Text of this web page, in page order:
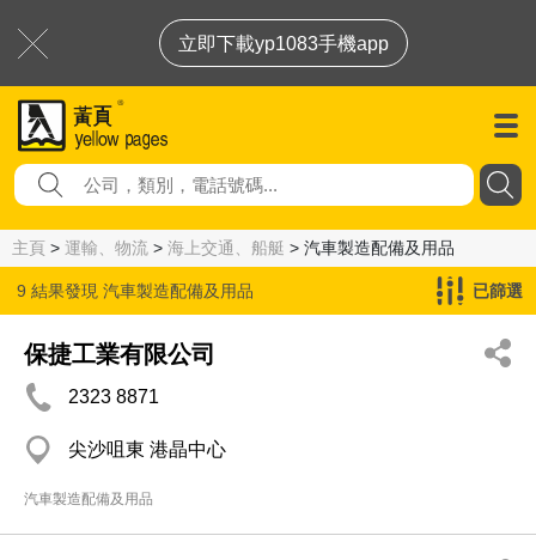
立即下載yp1083手機app
主頁 > 運輸、物流 > 海上交通、船艇 > 汽車製造配備及用品
9 結果發現 汽車製造配備及用品 已篩選
保捷工業有限公司
2323 8871
尖沙咀東 港晶中心
汽車製造配備及用品